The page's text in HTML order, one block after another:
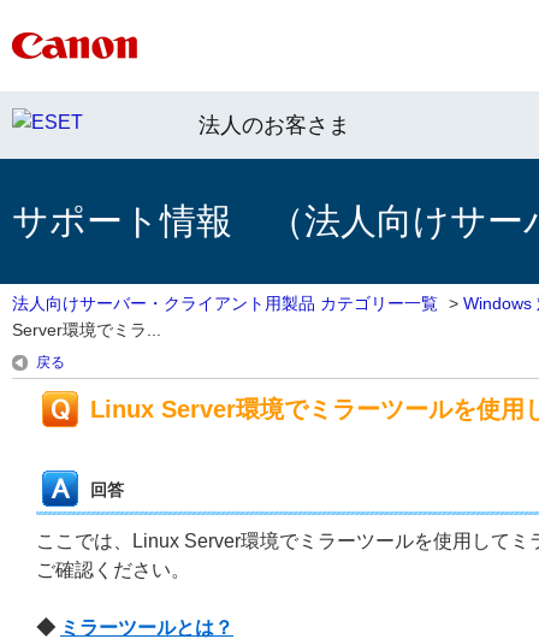
法人のお客さま
サポート情報 （法人向けサー
法人向けサーバー・クライアント用製品 カテゴリー一覧 > Windows
Server環境でミラ...
戻る
Linux Server環境でミラーツールを使用
回答
ここでは、Linux Server環境でミラーツールを使用して
ご確認ください。
◆ ミラーツールとは？